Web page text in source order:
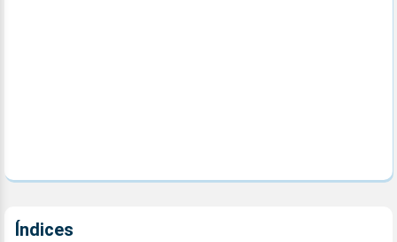
Índices